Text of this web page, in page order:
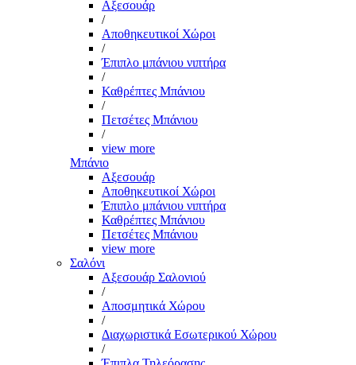
Αξεσουάρ
/
Αποθηκευτικοί Χώροι
/
Έπιπλο μπάνιου νιπτήρα
/
Καθρέπτες Μπάνιου
/
Πετσέτες Μπάνιου
/
view more
Μπάνιο
Αξεσουάρ
Αποθηκευτικοί Χώροι
Έπιπλο μπάνιου νιπτήρα
Καθρέπτες Μπάνιου
Πετσέτες Μπάνιου
view more
Σαλόνι
Αξεσουάρ Σαλονιού
/
Αποσμητικά Χώρου
/
Διαχωριστικά Εσωτερικού Χώρου
/